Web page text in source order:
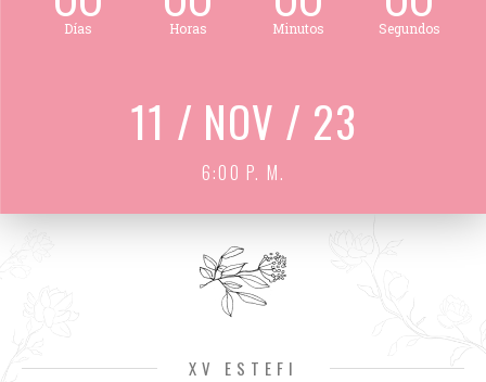
Días Horas Minutos Segundos
11 / NOV / 23
6:00 P. M.
XV ESTEFI